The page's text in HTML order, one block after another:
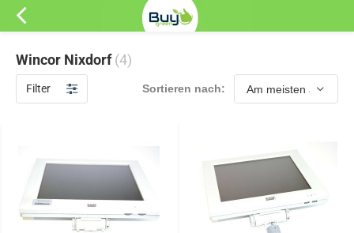
Wincor Nixdorf(4)
Filter Sortieren nach: